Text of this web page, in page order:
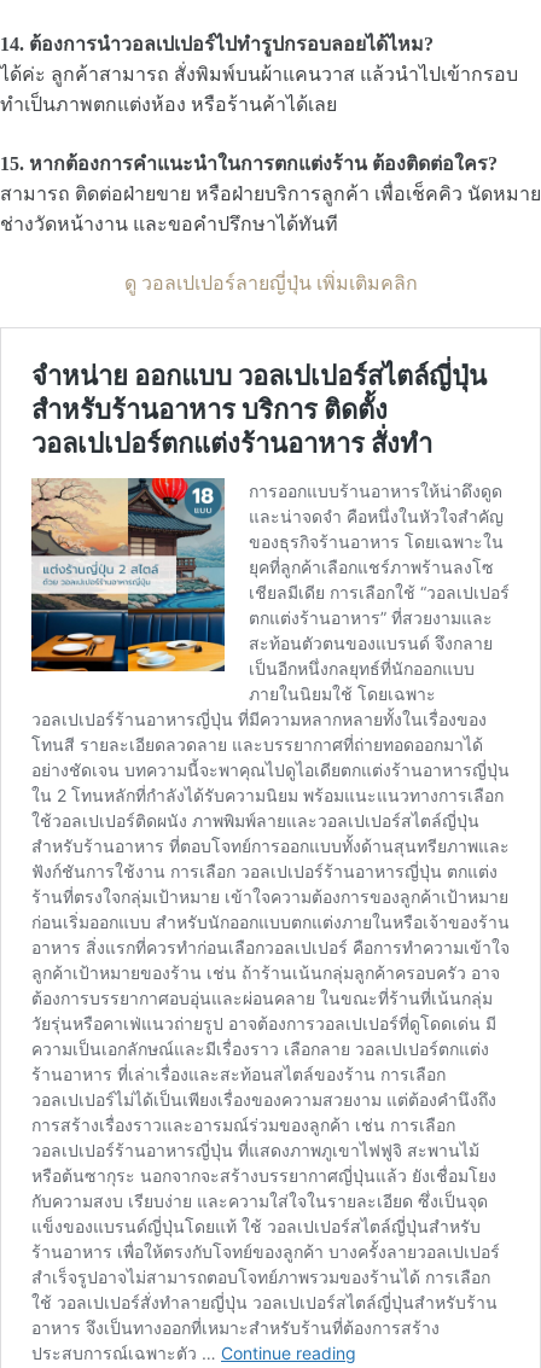
14. ต้องการนำวอลเปเปอร์ไปทำรูปกรอบลอยได้ไหม?
ได้ค่ะ ลูกค้าสามารถ สั่งพิมพ์บนผ้าแคนวาส แล้วนำไปเข้ากรอบ
ทำเป็นภาพตกแต่งห้อง หรือร้านค้าได้เลย
15. หากต้องการคำแนะนำในการตกแต่งร้าน ต้องติดต่อใคร?
สามารถ ติดต่อฝ่ายขาย หรือฝ่ายบริการลูกค้า เพื่อเช็คคิว นัดหมาย
ช่างวัดหน้างาน และขอคำปรึกษาได้ทันที
ดู วอลเปเปอร์ลายญี่ปุ่น เพิ่มเติมคลิก